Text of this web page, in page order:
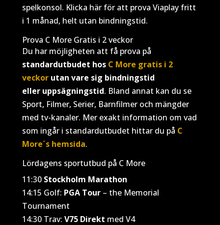
spelkonsol. Klicka här för att prova Viaplay fritt
i 1 månad, helt utan bindningstid.
Prova C More Gratis i 2 veckor
Du har möjligheten att få prova på
standardutbudet hos C More gratis i 2
veckorutan vare sig bindningstid
eller uppsägningstid. Bland annat kan du se
Sport, Filmer, Serier, Barnfilmer och mängder
med tv-kanaler. Mer exakt information om vad
som ingår i standardutbudet hittar du på C
More´s hemsida.
Lördagens sportutbud på C More
11:30 Stockholm Marathon
14:15 Golf: PGA Tour– the Memorial
Tournament
14:30 Trav: V75 Direkt med V4